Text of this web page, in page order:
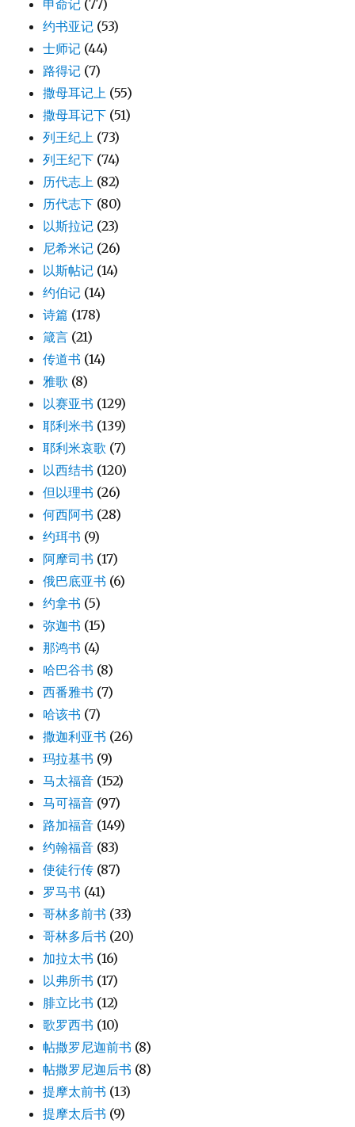
申命记 (77)
约书亚记 (53)
士师记 (44)
路得记 (7)
撒母耳记上 (55)
撒母耳记下 (51)
列王纪上 (73)
列王纪下 (74)
历代志上 (82)
历代志下 (80)
以斯拉记 (23)
尼希米记 (26)
以斯帖记 (14)
约伯记 (14)
诗篇 (178)
箴言 (21)
传道书 (14)
雅歌 (8)
以赛亚书 (129)
耶利米书 (139)
耶利米哀歌 (7)
以西结书 (120)
但以理书 (26)
何西阿书 (28)
约珥书 (9)
阿摩司书 (17)
俄巴底亚书 (6)
约拿书 (5)
弥迦书 (15)
那鸿书 (4)
哈巴谷书 (8)
西番雅书 (7)
哈该书 (7)
撒迦利亚书 (26)
玛拉基书 (9)
马太福音 (152)
马可福音 (97)
路加福音 (149)
约翰福音 (83)
使徒行传 (87)
罗马书 (41)
哥林多前书 (33)
哥林多后书 (20)
加拉太书 (16)
以弗所书 (17)
腓立比书 (12)
歌罗西书 (10)
帖撒罗尼迦前书 (8)
帖撒罗尼迦后书 (8)
提摩太前书 (13)
提摩太后书 (9)